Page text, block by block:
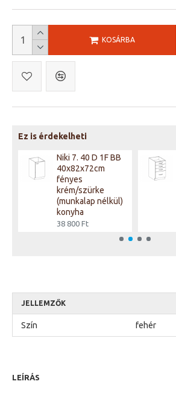
KOSÁRBA
Ez is érdekelheti
Niki 7. 40 D 1F BB
40x82x72cm
fényes
krém/szürke
(munkalap nélkül)
konyha
38 800 Ft
JELLEMZŐK
Szín fehér
LEÍRÁS